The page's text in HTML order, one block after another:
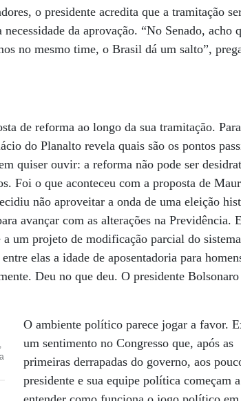
o presidente acredita que a tramitação
da aprovação. “No Senado, acho
no mesmo time, o Brasil dá um salto”,
de reforma ao longo da sua tramitação.
do Planalto revela quais são os pontos
quiser ouvir: a reforma não pode ser
Foi o que aconteceu com a proposta de
não aproveitar a onda de uma eleição
avançar com as alterações na Previdência.
um projeto de modificação parcial do sistema
elas a idade de aposentadoria para
Deu no que deu. O presidente
O ambiente político parece jogar a favor.
um sentimento no Congresso que, após as
primeiras derrapadas do governo, aos
presidente e sua equipe política começam a